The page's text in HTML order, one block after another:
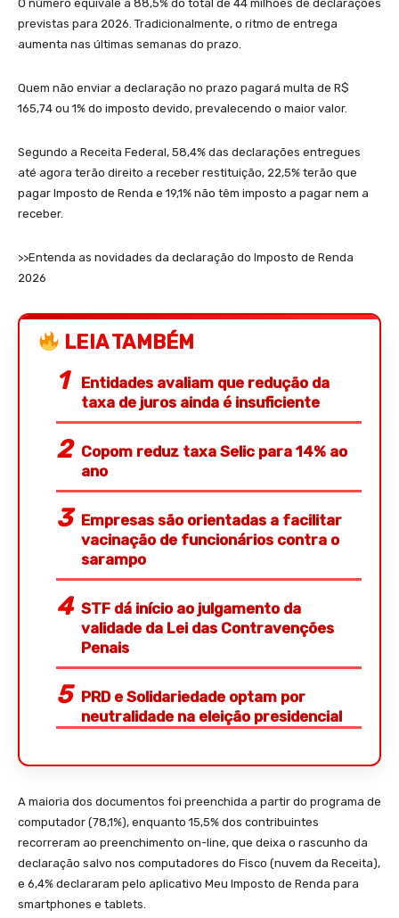
O número equivale a 88,5% do total de 44 milhões de declarações
previstas para 2026. Tradicionalmente, o ritmo de entrega
aumenta nas últimas semanas do prazo.
Quem não enviar a declaração no prazo pagará multa de R$
165,74 ou 1% do imposto devido, prevalecendo o maior valor.
Segundo a Receita Federal, 58,4% das declarações entregues
até agora terão direito a receber restituição, 22,5% terão que
pagar Imposto de Renda e 19,1% não têm imposto a pagar nem a
receber.
>>Entenda as novidades da declaração do Imposto de Renda
2026
LEIA TAMBÉM
Entidades avaliam que redução da
taxa de juros ainda é insuficiente
Copom reduz taxa Selic para 14% ao
ano
Empresas são orientadas a facilitar
vacinação de funcionários contra o
sarampo
STF dá início ao julgamento da
validade da Lei das Contravenções
Penais
PRD e Solidariedade optam por
neutralidade na eleição presidencial
A maioria dos documentos foi preenchida a partir do programa de
computador (78,1%), enquanto 15,5% dos contribuintes
recorreram ao preenchimento on-line, que deixa o rascunho da
declaração salvo nos computadores do Fisco (nuvem da Receita),
e 6,4% declararam pelo aplicativo Meu Imposto de Renda para
smartphones e tablets.